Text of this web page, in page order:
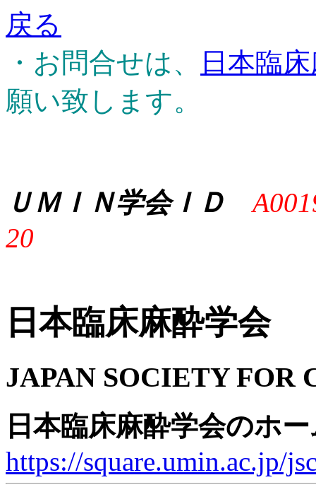
戻る
・お問合せは、
日本臨
願い致します。
ＵＭＩＮ学会ＩＤ
20
日本臨床麻酔学会
JAPAN SOCIETY
日本臨床麻酔学会のホ
https://square.umin.ac.jp/